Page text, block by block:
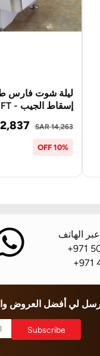
ليلة شوت فارس
إسقاط الجيب - White - 8FT
SAR 14,263
10% OFF
الهاتف
+971
+971
لي أفضل العروض